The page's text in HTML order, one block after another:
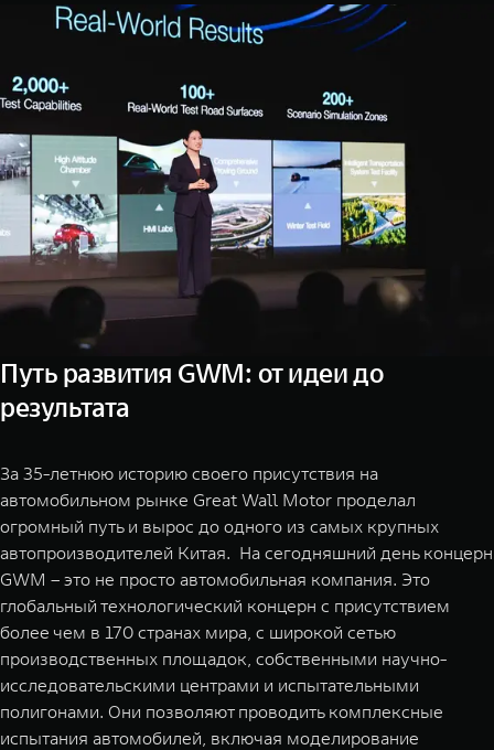
Путь развития GWM: от идеи до
результата
За 35-летнюю историю своего присутствия на
автомобильном рынке Great Wall Motor проделал
огромный путь и вырос до одного из самых крупных
автопроизводителей Китая. На сегодняшний день концерн
GWM – это не просто автомобильная компания. Это
глобальный технологический концерн с присутствием
более чем в 170 странах мира, с широкой сетью
производственных площадок, собственными научно-
исследовательскими центрами и испытательными
полигонами. Они позволяют проводить комплексные
испытания автомобилей, включая моделирование